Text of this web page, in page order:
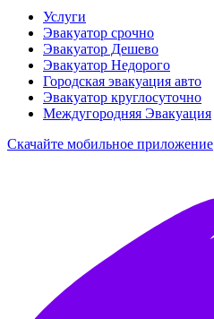
Услуги
Эвакуатор срочно
Эвакуатор Дешево
Эвакуатор Недорого
Городская эвакуация авто
Эвакуатор круглосуточно
Междугородняя Эвакуация
Скачайте мобильное приложение